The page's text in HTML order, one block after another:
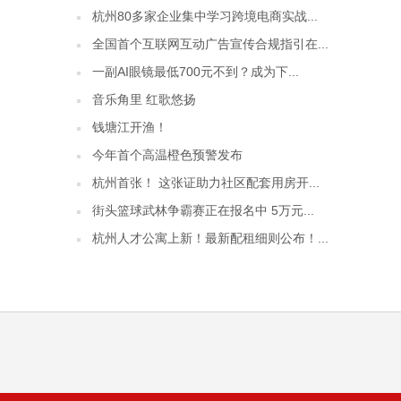
杭州80多家企业集中学习跨境电商实战...
全国首个互联网互动广告宣传合规指引在...
一副AI眼镜最低700元不到？成为下...
音乐角里 红歌悠扬
钱塘江开渔！
今年首个高温橙色预警发布
杭州首张！ 这张证助力社区配套用房开...
街头篮球武林争霸赛正在报名中 5万元...
杭州人才公寓上新！最新配租细则公布！...